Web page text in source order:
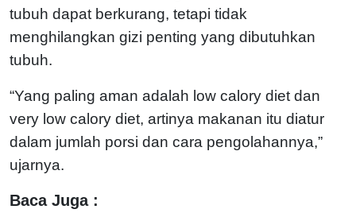
tubuh dapat berkurang, tetapi tidak
menghilangkan gizi penting yang dibutuhkan
tubuh.
“Yang paling aman adalah low calory diet dan
very low calory diet, artinya makanan itu diatur
dalam jumlah porsi dan cara pengolahannya,”
ujarnya.
Baca Juga :